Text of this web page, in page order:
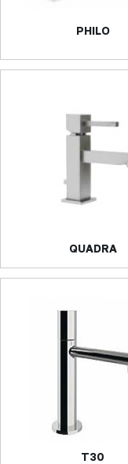
PHILO
QUADRA
T30